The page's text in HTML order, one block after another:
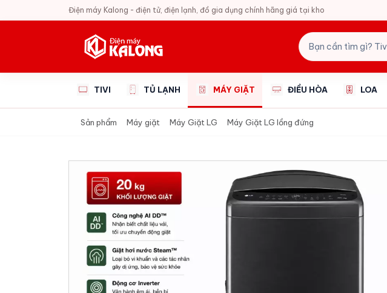
Điện máy Kalong - điện tử, điện lạnh, đồ gia dụng chính hãng giá tại kho
TIVI TỦ LẠNH MÁY GIẶT ĐIỀU HÒA LOA
Sản phẩm Máy giặt Máy Giặt LG Máy Giặt LG lồng đứng